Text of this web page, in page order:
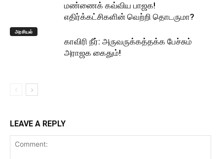
மண்ணைக் கவ்விய பாஜக!
எதிர்க்கட்சிகளின் வெற்றி தொடருமா?
அரசியல்
காவிரி நீர்: அருவருக்கத்தக்க பேச்சும்
அராஜக கைதும்!
LEAVE A REPLY